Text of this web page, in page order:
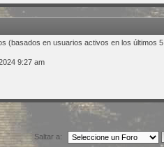
(basados en usuarios activos en los últimos 5
9:27 am
Saltar a: